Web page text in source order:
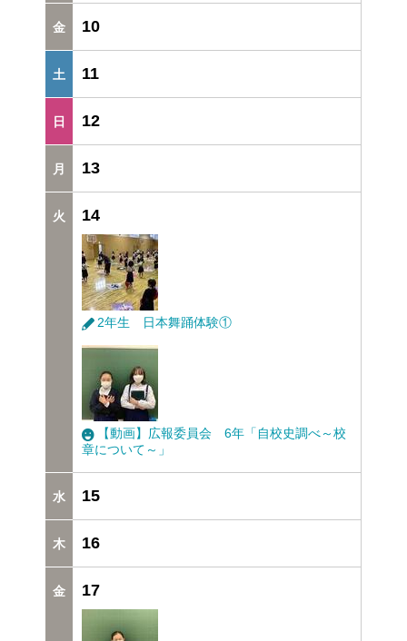
10
11
12
13
14
2年生 日本舞踊体験①
【動画】広報委員会 6年「自校史調べ～校
章について～」
15
16
17